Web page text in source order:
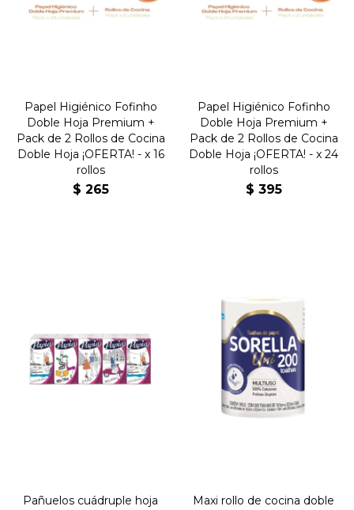
Papel Higiénico Fofinho
Doble Hoja Premium +
Pack de 2 Rollos de Cocina
Doble Hoja ¡OFERTA! - x 16
rollos
$ 265
Papel Higiénico Fofinho
Doble Hoja Premium +
Pack de 2 Rollos de Cocina
Doble Hoja ¡OFERTA! - x 24
rollos
$ 395
Pañuelos cuádruple hoja
Maxi rollo de cocina doble